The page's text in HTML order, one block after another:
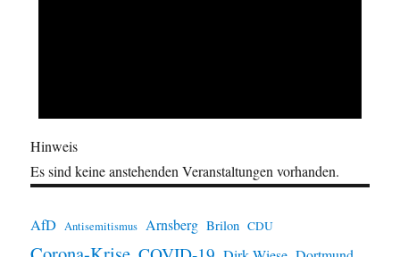
Hinweis
Es sind keine anstehenden Veranstaltungen vorhanden.
AfD Antisemitismus Arnsberg Brilon CDU